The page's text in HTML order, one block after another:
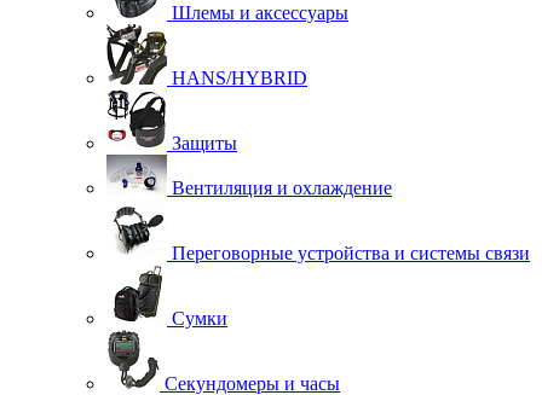
Шлемы и аксессуары
HANS/HYBRID
Защиты
Вентиляция и охлаждение
Переговорные устройства и системы связи
Сумки
Секундомеры и часы